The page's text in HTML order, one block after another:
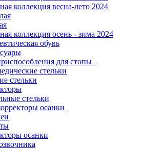
коллекция весна-лето 2024
коллекция осень - зима 2024
обувь
для стопы
стельки
стельки
стельки
осанки
осанки